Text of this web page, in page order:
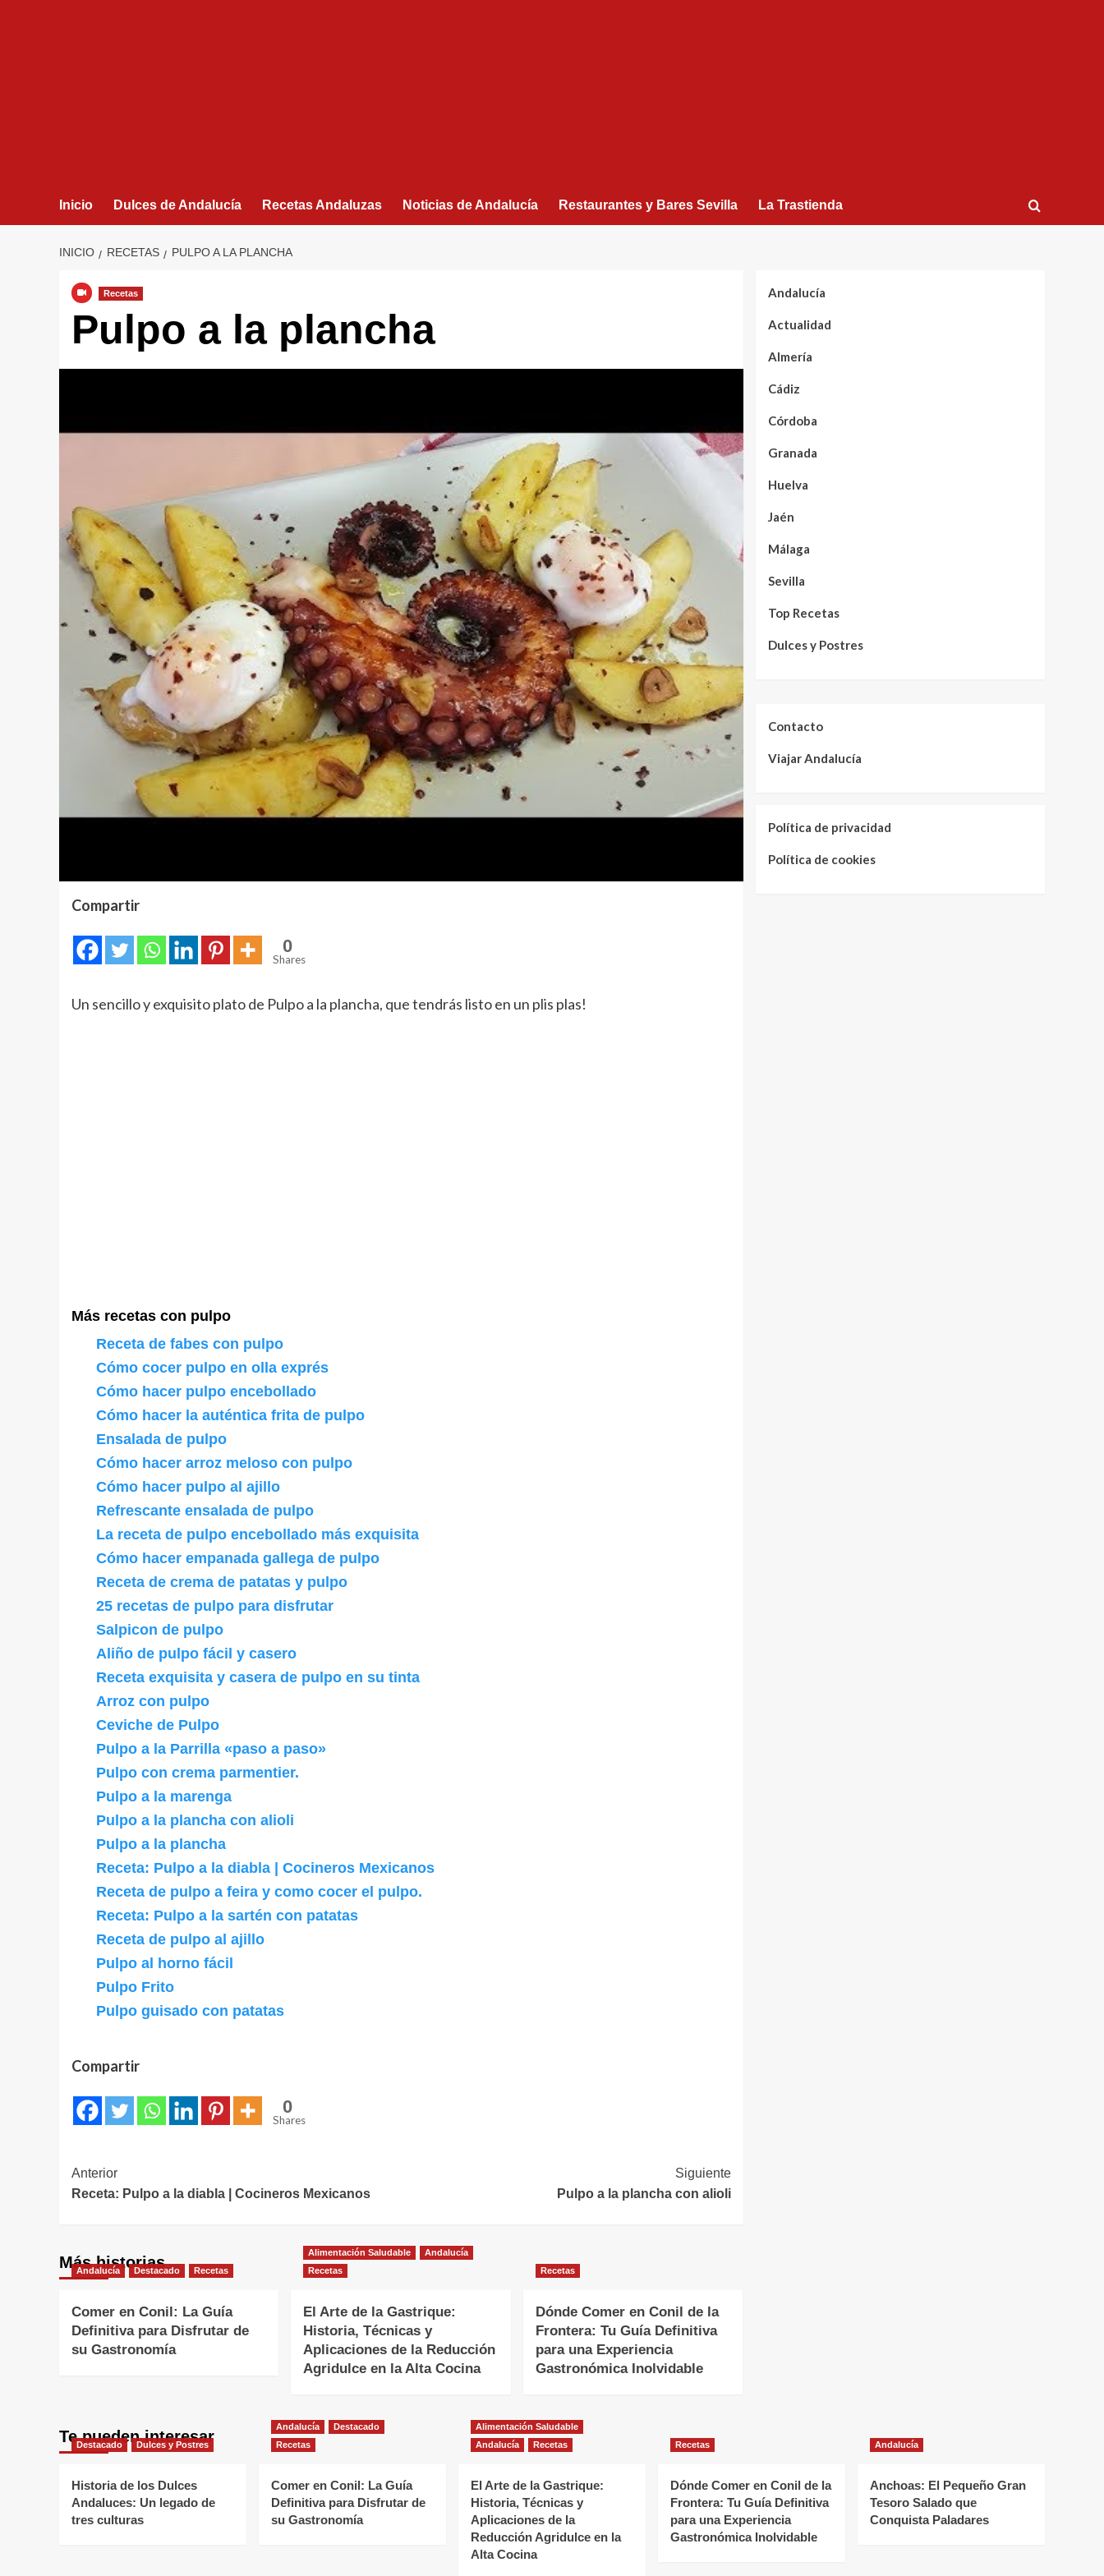
Inicio Dulces de Andalucía Recetas Andaluzas Noticias de Andalucía Restaurantes y Bares Sevilla La Trastienda
INICIO RECETAS PULPO A LA PLANCHA
Recetas
Pulpo a la plancha
Compartir
0
Shares
Un sencillo y exquisito plato de Pulpo a la plancha, que tendrás listo en un plis plas!
Más recetas con pulpo
Receta de fabes con pulpo
Cómo cocer pulpo en olla exprés
Cómo hacer pulpo encebollado
Cómo hacer la auténtica frita de pulpo
Ensalada de pulpo
Cómo hacer arroz meloso con pulpo
Cómo hacer pulpo al ajillo
Refrescante ensalada de pulpo
La receta de pulpo encebollado más exquisita
Cómo hacer empanada gallega de pulpo
Receta de crema de patatas y pulpo
25 recetas de pulpo para disfrutar
Salpicon de pulpo
Aliño de pulpo fácil y casero
Receta exquisita y casera de pulpo en su tinta
Arroz con pulpo
Ceviche de Pulpo
Pulpo a la Parrilla «paso a paso»
Pulpo con crema parmentier.
Pulpo a la marenga
Pulpo a la plancha con alioli
Pulpo a la plancha
Receta: Pulpo a la diabla | Cocineros Mexicanos
Receta de pulpo a feira y como cocer el pulpo.
Receta: Pulpo a la sartén con patatas
Receta de pulpo al ajillo
Pulpo al horno fácil
Pulpo Frito
Pulpo guisado con patatas
Compartir
0
Shares
Navegación
de
Anterior
Receta: Pulpo a la diabla | Cocineros Mexicanos
Siguiente
Pulpo a la plancha con alioli
Más historias
Andalucía Destacado Recetas
Comer en Conil: La Guía
Definitiva para Disfrutar de
su Gastronomía
Alimentación Saludable
Andalucía
Recetas
El Arte de la Gastrique:
Historia, Técnicas y
Aplicaciones de la Reducción
Agridulce en la Alta Cocina
Recetas
Dónde Comer en Conil de la
Frontera: Tu Guía Definitiva
para una Experiencia
Gastronómica Inolvidable
Andalucía
Actualidad
Almería
Cádiz
Córdoba
Granada
Huelva
Jaén
Málaga
Sevilla
Top Recetas
Dulces y Postres
Contacto
Viajar Andalucía
Política de privacidad
Política de cookies
Te pueden interesar
Destacado Dulces y Postres
Historia de los Dulces
Andaluces: Un legado de
tres culturas
Andalucía
Destacado
Recetas
Comer en Conil: La Guía
Definitiva para Disfrutar de
su Gastronomía
Alimentación Saludable
Andalucía
Recetas
El Arte de la Gastrique:
Historia, Técnicas y
Aplicaciones de la
Reducción Agridulce en la
Alta Cocina
Recetas
Dónde Comer en Conil de la
Frontera: Tu Guía Definitiva
para una Experiencia
Gastronómica Inolvidable
Andalucía
Anchoas: El Pequeño Gran
Tesoro Salado que
Conquista Paladares